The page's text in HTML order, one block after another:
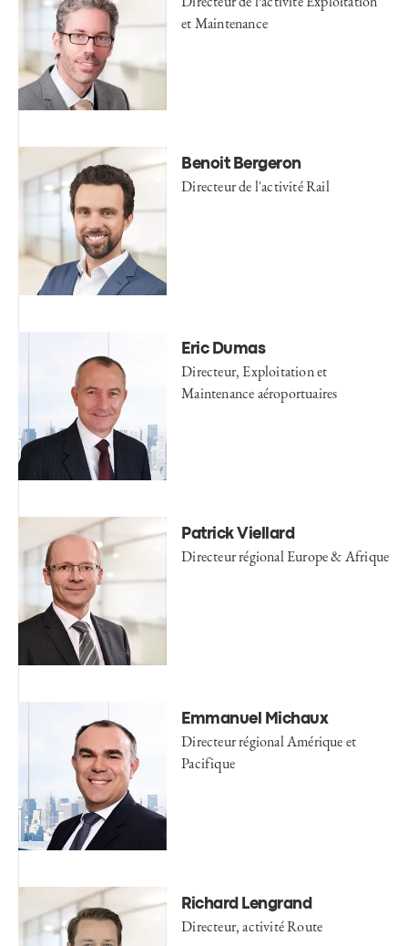
et Maintenance
Benoit Bergeron
Directeur de l'activité Rail
Eric Dumas
Directeur, Exploitation et
Maintenance aéroportuaires
Patrick Viellard
Directeur régional Europe & Afrique
Emmanuel Michaux
Directeur régional Amérique et
Pacifique
Richard Lengrand
Directeur, activité Route